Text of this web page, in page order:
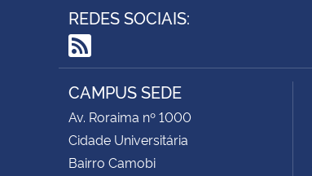
REDES SOCIAIS:
RSS
CAMPUS SEDE
Av. Roraima nº 1000
Cidade Universitária
Bairro Camobi